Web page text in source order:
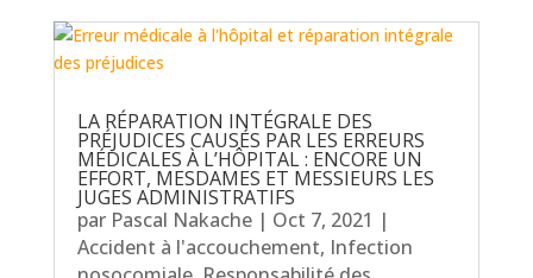
LA RÉPARATION INTÉGRALE DES
PRÉJUDICES CAUSÉS PAR LES ERREURS
MÉDICALES À L’HÔPITAL : ENCORE UN
EFFORT, MESDAMES ET MESSIEURS LES
JUGES ADMINISTRATIFS
par Pascal Nakache| Oct 7, 2021 |
Accident à l'accouchement, Infection